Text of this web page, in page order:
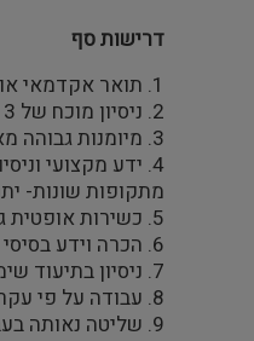
דרישות סף
1. תואר אקדמאי או שווה ערך (דיפלומה או תעודה מקצועית) בשימור חפצים.
2. ניסיון מוכח של 3 שנים ומעלה בשימור חפצים.
3. מיומנות גבוהה מאוד בשימור חפצים
4. ידע מקצועי
מתקופות שונות-
5. כשירות אופטית גבוהה, כישורי עבודת עין/יד ברמה גבוהה
6. הכרה וידע בסיסי ו/או מתקדם בשימוש שיטות מחקר ואבחון מדעי ויישומיהם לשימור חפצים מוזיאליים (צילומים באורכי גל שונים, שיטות זיהוי חומרים וטכניקות)- יתרון.
7. ניסיון בתיעוד שימור (הן עבור דו"חות מצב והן עבור דו"חות טיפול)- יתרון.
8. עבודה על פי עקרונות האתיקה המקצועית הבינלאומית.
9. שליטה נאותה בעברית ואנגלית וביישומי מחשב.